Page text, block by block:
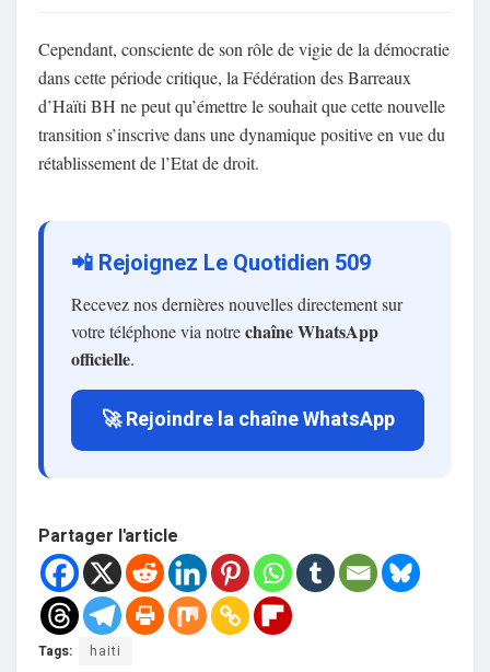
Cependant, consciente de son rôle de vigie de la démocratie
dans cette période critique, la Fédération des Barreaux
d’Haïti BH ne peut qu’émettre le souhait que cette nouvelle
transition s’inscrive dans une dynamique positive en vue du
rétablissement de l’Etat de droit.
📲 Rejoignez Le Quotidien 509
Recevez nos dernières nouvelles directement sur
votre téléphone via notrechaîne WhatsApp
officielle.
🚀 Rejoindre la chaîne WhatsApp
Partager l'article
Tags: haiti